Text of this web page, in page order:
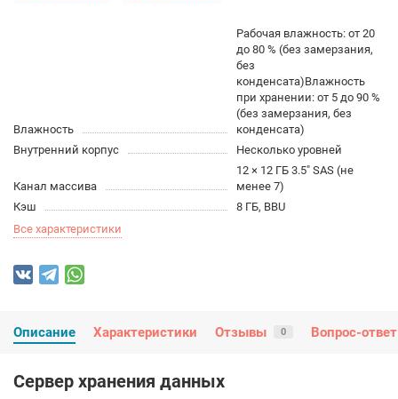
Влажность
Рабочая влажность: от 20
до 80 % (без замерзания,
без
конденсата)Влажность
при хранении: от 5 до 90 %
(без замерзания, без
конденсата)
Внутренний корпус
Несколько уровней
Канал массива
12 × 12 ГБ 3.5″ SAS (не
менее 7)
Кэш
8 ГБ, BBU
Все характеристики
Описание Характеристики Отзывы 0 Вопрос-ответ
Сервер хранения данных